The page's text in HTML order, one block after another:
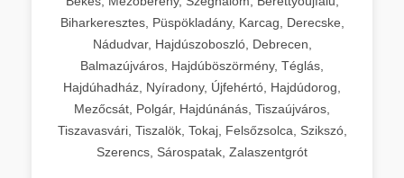
Biharkeresztes, Püspökladány, Karcag, Derecske,
Nádudvar, Hajdúszoboszló, Debrecen,
Balmazújváros, Hajdúböszörmény, Téglás,
Hajdúhadház, Nyíradony, Újfehértó, Hajdúdorog,
Mezőcsát, Polgár, Hajdúnánás, Tiszaújváros,
Tiszavasvári, Tiszalök, Tokaj, Felsőzsolca, Szikszó,
Szerencs, Sárospatak, Zalaszentgrót